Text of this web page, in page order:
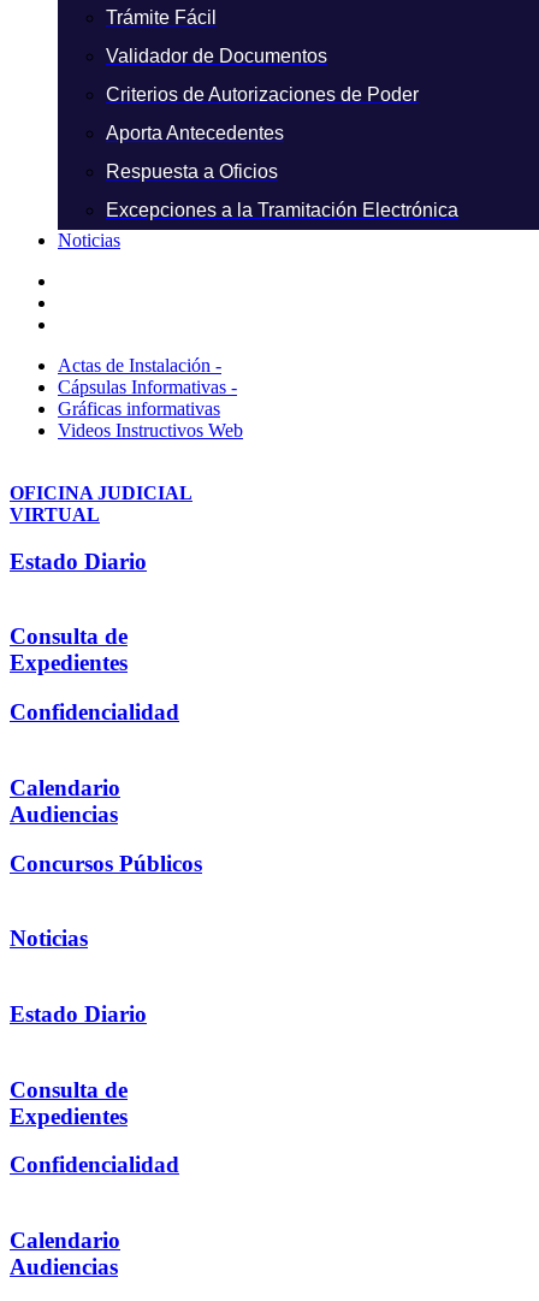
Trámite Fácil
Validador de Documentos
Criterios de Autorizaciones de Poder
Aporta Antecedentes
Respuesta a Oficios
Excepciones a la Tramitación Electrónica
Noticias
Actas de Instalación -
Cápsulas Informativas -
Gráficas informativas
Videos Instructivos Web
OFICINA JUDICIAL
VIRTUAL
Estado Diario
Consulta de
Expedientes
Confidencialidad
Calendario
Audiencias
Concursos Públicos
Noticias
Estado Diario
Consulta de
Expedientes
Confidencialidad
Calendario
Audiencias